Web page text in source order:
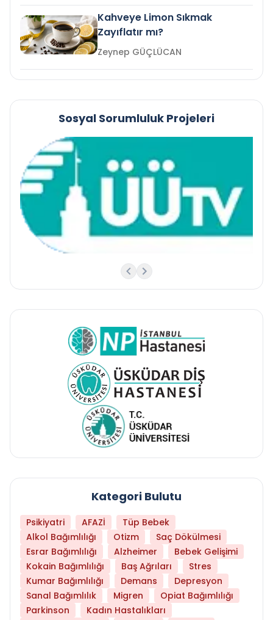
Kahveye Limon Sıkmak
Zayıflatır mı?
Zeynep GÜÇLÜCAN
Sosyal Sorumluluk Projeleri
Kategori Bulutu
Psikiyatri AFAZİ
Tüp Bebek
Alkol Bağımlılığı
Otizm
Saç Dökülmesi
Esrar Bağımlılığı
Alzheimer
Bebek Gelişimi
Kokain Bağımlılığı
Baş Ağrıları
Stres
Kumar Bağımlılığı
Demans
Depresyon
Sanal Bağımlılık
Migren
Opiat Bağımlılığı
Parkinson
Kadın Hastalıkları